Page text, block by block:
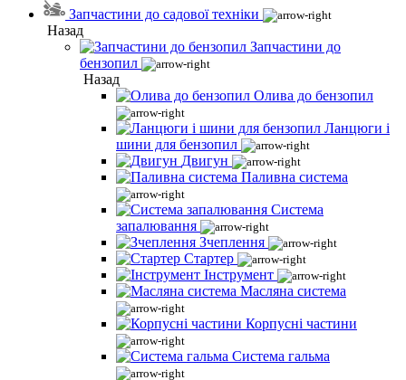
Запчастини до садової техніки
Назад
Запчастини до
бензопил
Назад
Олива до бензопил
Ланцюги і
шини для бензопил
Двигун
Паливна система
Система
запалювання
Зчеплення
Стартер
Інструмент
Масляна система
Корпусні частини
Система гальма